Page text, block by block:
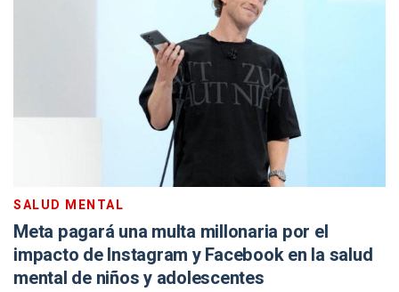
SALUD MENTAL
Meta pagará una multa millonaria por el
impacto de Instagram y Facebook en la salud
mental de niños y adolescentes